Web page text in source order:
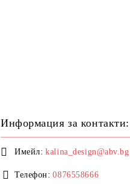
Информация за контакти:
Имейл: kalina_design@abv.bg
Телефон: 0876558666